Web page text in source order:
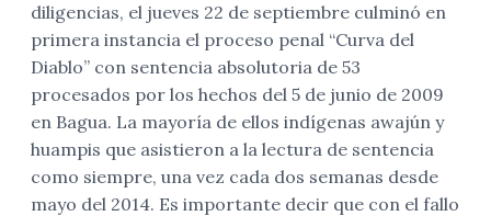
diligencias, el jueves 22 de septiembre culminó en
primera instancia el proceso penal “Curva del
Diablo” con sentencia absolutoria de 53
procesados por los hechos del 5 de junio de 2009
en Bagua. La mayoría de ellos indígenas awajún y
huampis que asistieron a la lectura de sentencia
como siempre, una vez cada dos semanas desde
mayo del 2014. Es importante decir que con el fallo